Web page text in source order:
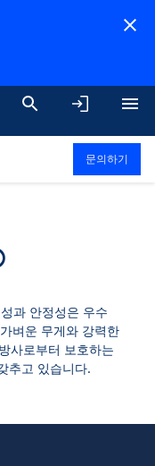
문의하기
과 안정성은 우수
벼운 무게와 강력한
사로부터 보호하는
추고 있습니다.